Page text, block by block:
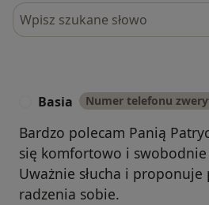
Szukaj w opiniach
Basia Numer telefonu
Bardzo polecam Panią
się komfortowo i
Uważnie słucha i
radzenia sobie.